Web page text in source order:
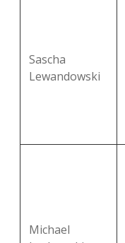
Sascha
Lewandowski
Michael